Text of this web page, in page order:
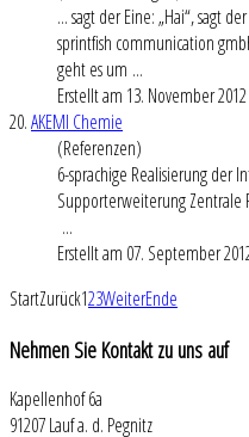
... sagt der Eine: „Hai“, sagt
sprintfish communication
geht es um ...
Erstellt am 13. November 2012
20.AKEMI Chemie
(Referenzen)
6-sprachige Realisierung der
Supporterweiterung Zentrale
...
Erstellt am 07. September
StartZurück123WeiterEnde
Nehmen Sie Kontakt zu uns auf
Kapellenhof 6a
91207 Lauf a. d. Pegnitz